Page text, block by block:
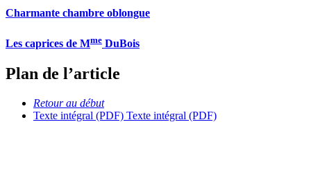
Charmante chambre oblongue
Les caprices de Mme DuBois
Plan de l’article
Retour au début
Texte intégral (PDF) Texte intégral (PDF)